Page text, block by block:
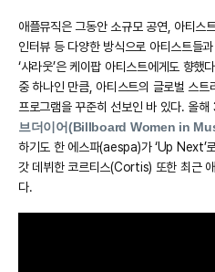
애플뮤직은 그동안 소규모 공연, 아티스
인터뷰 등 다양한 방식으로 아티스트들
‘샤라웃’은 케이팝 아티스트에게도 향
중 하나인 만큼, 아티스트의 글로벌 스트
프로그램을 꾸준히 선보인 바 있다. 올해
브더이어(Billboard Women in
하기도 한 에스파(aespa)가 ‘Up Next’
갓 데뷔한 코르티스(Cortis) 또한 최근
다.